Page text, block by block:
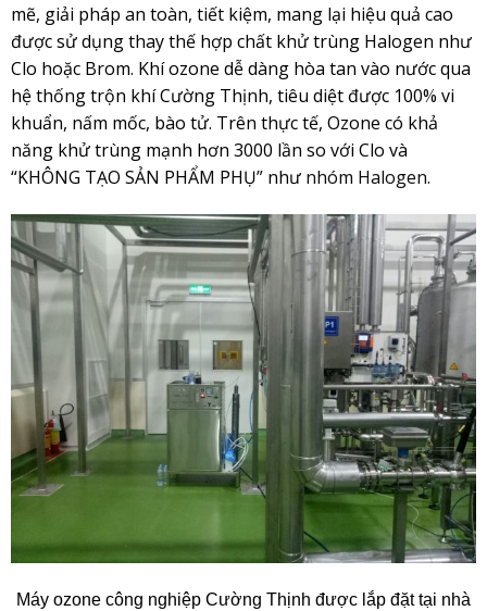
mẽ, giải pháp an toàn, tiết kiệm, mang lại hiệu quả cao
được sử dụng thay thế hợp chất khử trùng Halogen như
Clo hoặc Brom. Khí ozone dễ dàng hòa tan vào nước qua
hệ thống trộn khí Cường Thịnh, tiêu diệt được 100% vi
khuẩn, nấm mốc, bào tử. Trên thực tế, Ozone có khả
năng khử trùng mạnh hơn 3000 lần so với Clo và
“KHÔNG TẠO SẢN PHẨM PHỤ” nhưnhóm Halogen.
Máy ozone công nghiệp Cường Thịnh được lắp đặt tại nhà